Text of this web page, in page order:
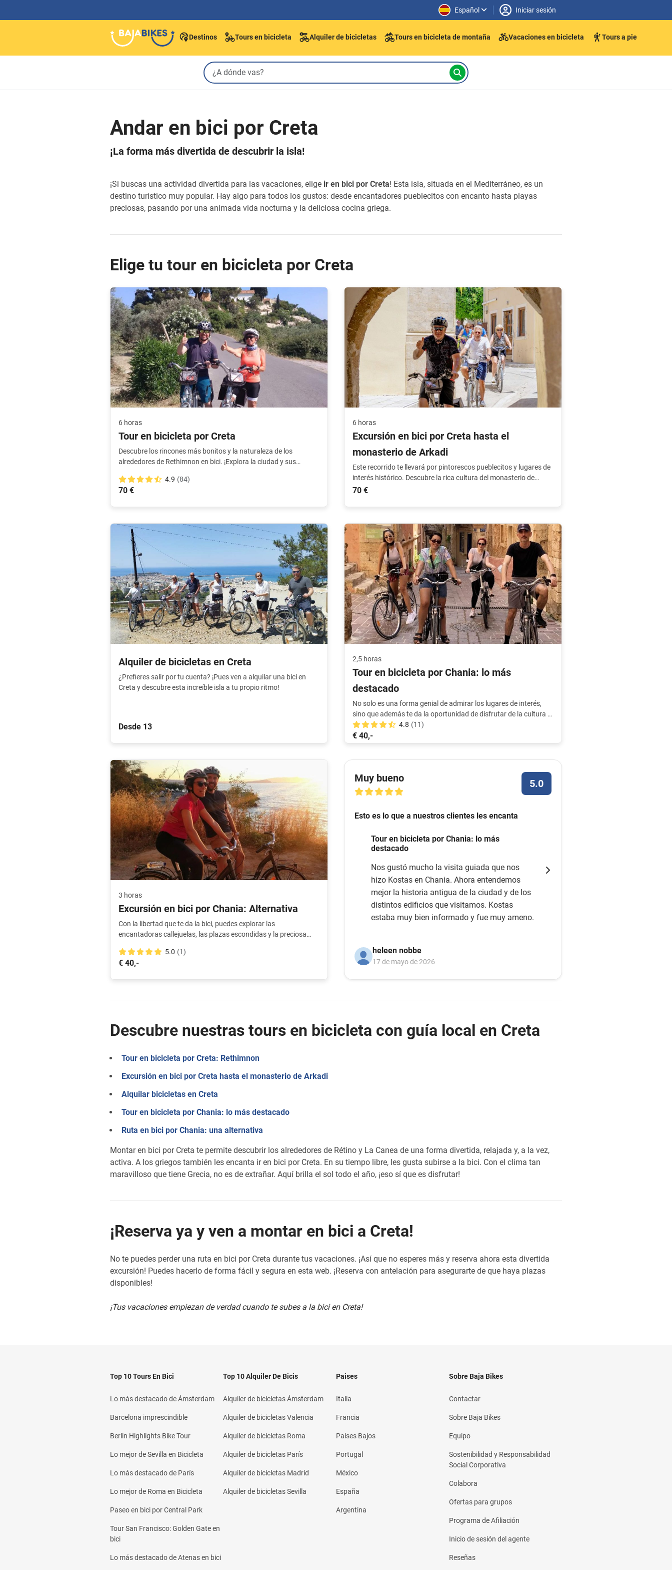
Español Iniciar sesión
Destinos Tours en bicicleta Alquiler de bicicletas Tours en bicicleta de montaña Vacaciones en bicicleta Tours a pie
Andar en bici por Creta
¡La forma más divertida de descubrir la isla!
¡Si buscas una actividad divertida para las vacaciones, elige ir en bici por Creta! Esta isla, situada en el Mediterráneo, es un
destino turístico muy popular. Hay algo para todos los gustos: desde encantadores pueblecitos con encanto hasta playas
preciosas, pasando por una animada vida nocturna y la deliciosa cocina griega.
Elige tu tour en bicicleta por Creta
6 horas
Tour en bicicleta por Creta
Descubre los rincones más bonitos y la naturaleza de los
alrededores de Rethimnon en bici. ¡Explora la ciudad y sus
4.9 (84)
70 €
6 horas
Excursión en bici por Creta hasta el
monasterio de Arkadi
Este recorrido te llevará por pintorescos pueblecitos y lugares de
interés histórico. Descubre la rica cultura del monasterio de
Arkadi.
70 €
Alquiler de bicicletas en Creta
¿Prefieres salir por tu cuenta? ¡Pues ven a alquilar una bici en
Creta y descubre esta increíble isla a tu propio ritmo!
Desde 13
2,5 horas
Tour en bicicleta por Chania: lo más
destacado
No solo es una forma genial de admirar los lugares de interés,
sino que además te da la oportunidad de disfrutar de la cultura y
el ambiente locales, todo ello mientras te mantienes activo.
4.8 (11)
€ 40,-
3 horas
Excursión en bici por Chania: Alternativa
Con la libertad que te da la bici, puedes explorar las
encantadoras callejuelas, las plazas escondidas y la preciosa
5.0 (1)
€ 40,-
Muy bueno 5.0
Esto es lo que a nuestros clientes les encanta
Tour en bicicleta por Chania: lo más
destacado
Nos gustó mucho la visita guiada que nos
hizo Kostas en Chania. Ahora entendemos
mejor la historia antigua de la ciudad y de los
distintos edificios que visitamos. Kostas
estaba muy bien informado y fue muy ameno.
heleen nobbe
17 de mayo de 2026
Descubre nuestras tours en bicicleta con guía local en Creta
Tour en bicicleta por Creta: Rethimnon
Excursión en bici por Creta hasta el monasterio de Arkadi
Alquilar bicicletas en Creta
Tour en bicicleta por Chania: lo más destacado
Ruta en bici por Chania: una alternativa
Montar en bici por Creta te permite descubrir los alrededores de Rétino y La Canea de una forma divertida, relajada y, a la vez,
activa. A los griegos también les encanta ir en bici por Creta. En su tiempo libre, les gusta subirse a la bici. Con el clima tan
maravilloso que tiene Grecia, no es de extrañar. Aquí brilla el sol todo el año, ¡eso sí que es disfrutar!
¡Reserva ya y ven a montar en bici a Creta!
No te puedes perder una ruta en bici por Creta durante tus vacaciones. ¡Así que no esperes más y reserva ahora esta divertida
excursión! Puedes hacerlo de forma fácil y segura en esta web. ¡Reserva con antelación para asegurarte de que haya plazas
disponibles!
¡Tus vacaciones empiezan de verdad cuando te subes a la bici en Creta!
Top 10 Tours En Bici
Lo más destacado de Ámsterdam
Barcelona imprescindible
Berlin Highlights Bike Tour
Lo mejor de Sevilla en Bicicleta
Lo más destacado de París
Lo mejor de Roma en Bicicleta
Paseo en bici por Central Park
Tour San Francisco: Golden Gate en
bici
Lo más destacado de Atenas en bici
Top 10 Alquiler De Bicis
Alquiler de bicicletas Ámsterdam
Alquiler de bicicletas Valencia
Alquiler de bicicletas Roma
Alquiler de bicicletas París
Alquiler de bicicletas Madrid
Alquiler de bicicletas Sevilla
Paises
Italia
Francia
Países Bajos
Portugal
México
España
Argentina
Sobre Baja Bikes
Contactar
Sobre Baja Bikes
Equipo
Sostenibilidad y Responsabilidad
Social Corporativa
Colabora
Ofertas para grupos
Programa de Afiliación
Inicio de sesión del agente
Reseñas